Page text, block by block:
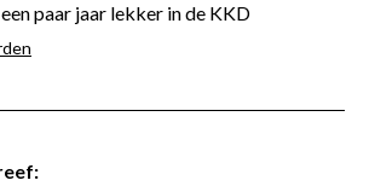
paar jaar lekker in de KKD